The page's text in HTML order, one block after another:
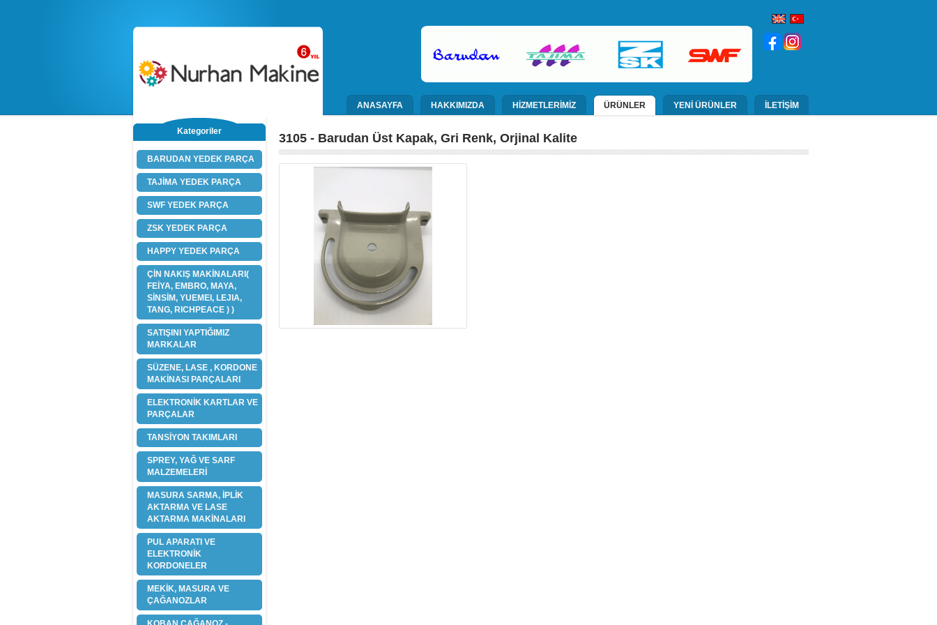
ANASAYFA HAKKIMIZDA HİZMETLERİMİZ ÜRÜNLER YENİ ÜRÜNLER İLETİŞİM
Kategoriler
BARUDAN YEDEK PARÇA
TAJİMA YEDEK PARÇA
SWF YEDEK PARÇA
ZSK YEDEK PARÇA
HAPPY YEDEK PARÇA
ÇİN NAKIŞ MAKİNALARI(
FEİYA, EMBRO, MAYA,
SİNSİM, YUEMEI, LEJIA,
TANG, RICHPEACE ) )
SATIŞINI YAPTIĞIMIZ
MARKALAR
SÜZENE, LASE , KORDONE
MAKİNASI PARÇALARI
ELEKTRONİK KARTLAR VE
PARÇALAR
TANSİYON TAKIMLARI
SPREY, YAĞ VE SARF
MALZEMELERİ
MASURA SARMA, İPLİK
AKTARMA VE LASE
AKTARMA MAKİNALARI
PUL APARATI VE
ELEKTRONİK
KORDONELER
MEKİK, MASURA VE
ÇAĞANOZLAR
3105 - Barudan Üst Kapak, Gri Renk, Orjinal Kalite